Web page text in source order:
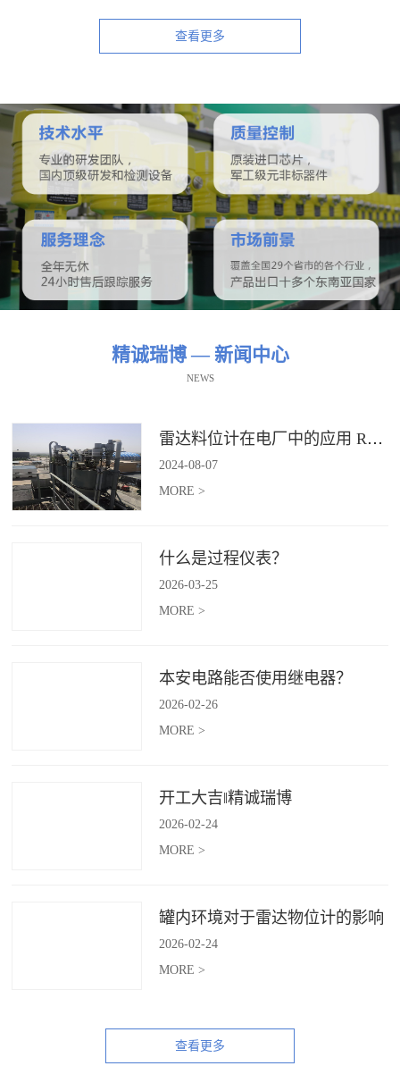
查看更多
精诚瑞博 — 新闻中心
NEWS
雷达料位计在电厂中的应用 RBRDZB-71-6-C
2024-08-07
MORE >
什么是过程仪表？
2026-03-25
MORE >
本安电路能否使用继电器？
2026-02-26
MORE >
开工大吉‖精诚瑞博
2026-02-24
MORE >
罐内环境对于雷达物位计的影响
2026-02-24
MORE >
查看更多